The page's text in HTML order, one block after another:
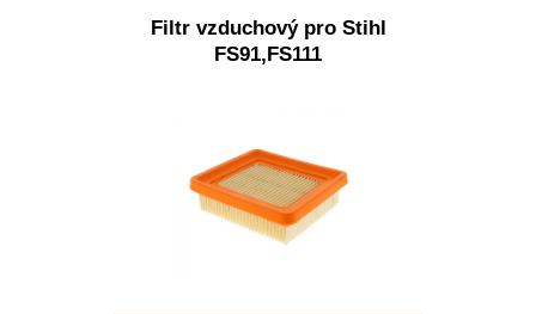
Filtr vzduchový pro Stihl
FS91,FS111